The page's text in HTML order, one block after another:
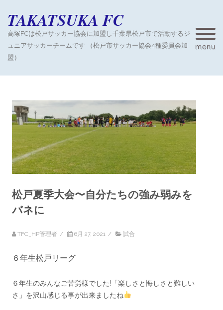
TAKATSUKA FC
高塚FCは松戸サッカー協会に加盟し千葉県松戸市で活動するジ
ュニアサッカーチームです （松戸市サッカー協会4種委員会加
盟）
menu
松戸夏季大会〜自分たちの強み弱みを
バネに
TFC_HP管理者 / 6月 27, 2021 / 試合
６年生松戸リーグ
６年生のみんなご苦労様でした!「楽しさと悔しさと難しい
さ」を沢山感じる事が出来ましたね